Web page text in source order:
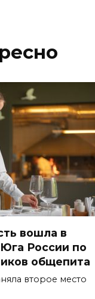
вошла в
России по
общепита
второе место